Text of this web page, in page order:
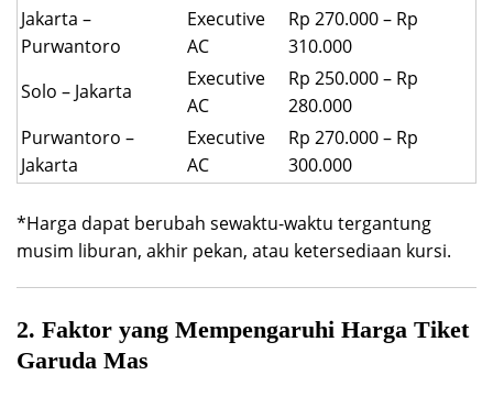
Jakarta –
Purwantoro
Executive
AC
Rp 270.000 – Rp
310.000
Solo – Jakarta
Executive
AC
Rp 250.000 – Rp
280.000
Purwantoro –
Jakarta
Executive
AC
Rp 270.000 – Rp
300.000
*Harga dapat berubah sewaktu-waktu tergantung
musim liburan, akhir pekan, atau ketersediaan kursi.
2. Faktor yang Mempengaruhi Harga Tiket
Garuda Mas